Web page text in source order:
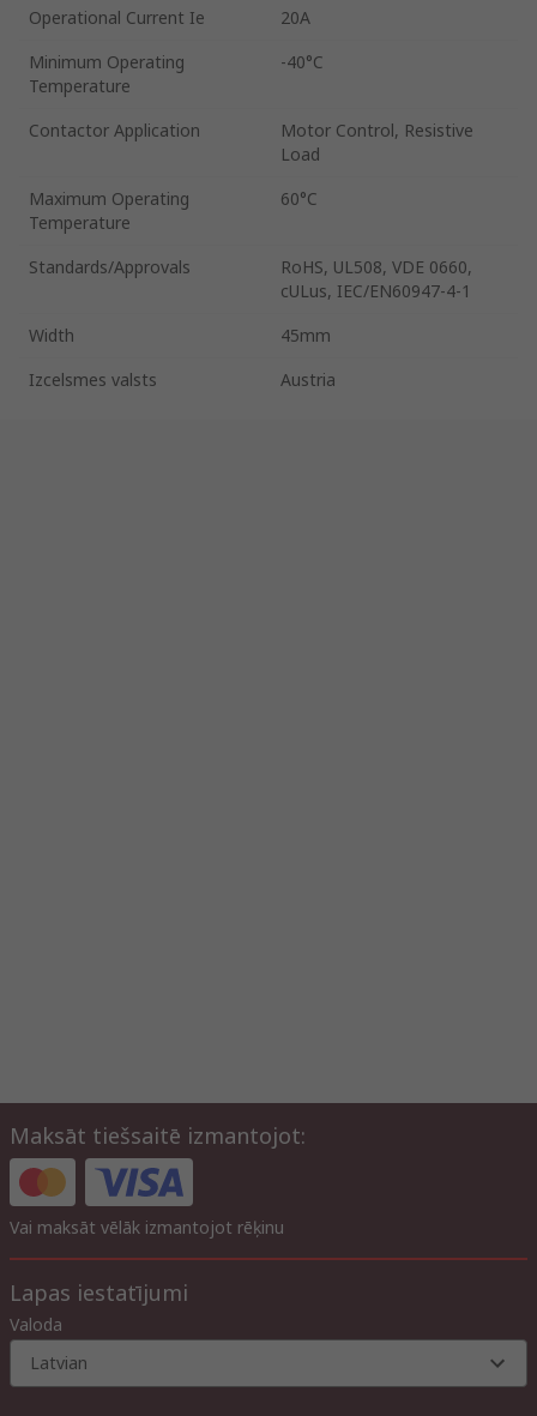
Operational Current Ie
20A
Minimum Operating
Temperature
-40°C
Contactor Application
Motor Control, Resistive
Load
Maximum Operating
Temperature
60°C
Standards/Approvals
RoHS, UL508, VDE 0660,
cULus, IEC/EN60947-4-1
Width
45mm
Izcelsmes valsts
Austria
Maksāt tiešsaitē izmantojot:
Vai maksāt vēlāk izmantojot rēķinu
Lapas iestatījumi
Valoda
Latvian